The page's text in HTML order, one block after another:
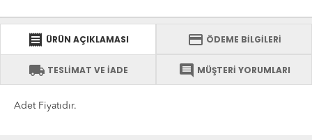
receipt ÜRÜN AÇIKLAMASI credit_card ÖDEME BİLGİLERİ
local_shipping TESLİMAT VE İADE comment MÜŞTERİ YORUMLARI
Adet Fiyatıdır.